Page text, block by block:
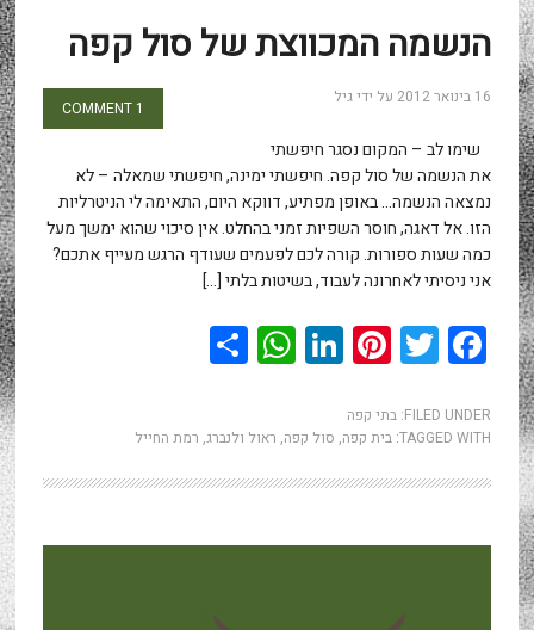
הנשמה המכווצת של סול קפה
16 בינואר 2012 על ידיגיל
1 COMMENT
שימו לב – המקום נסגר חיפשתי
את הנשמה של סול קפה. חיפשתי ימינה, חיפשתי שמאלה – לא
נמצאה הנשמה… באופן מפתיע, דווקא היום, התאימה לי הניטרליות
הזו. אל דאגה, חוסר השפיות זמני בהחלט. אין סיכוי שהוא ימשך מעל
כמה שעות ספורות. קורה לכם לפעמים שעודף הרגש מעייף אתכם?
אני ניסיתי לאחרונה לעבוד, בשיטות בלתי […]
Facebook
Twitter
Pinterest
LinkedIn
WhatsApp
Share
FILED UNDER: בתי קפה
TAGGED WITH: בית קפה, סול קפה, ראול ולנברג, רמת החייל